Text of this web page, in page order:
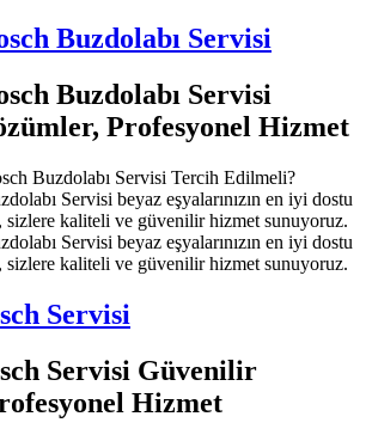
Buzdolabı Servisi
Buzdolabı Servisi
Profesyonel Hizmet
Buzdolabı Servisi Tercih Edilmeli?
Servisi beyaz eşyalarınızın en iyi dostu
sizlere kaliteli ve güvenilir hizmet sunuyoruz.
Servisi beyaz eşyalarınızın en iyi dostu
sizlere kaliteli ve güvenilir hizmet sunuyoruz.
Servisi
Servisi Güvenilir
Hizmet